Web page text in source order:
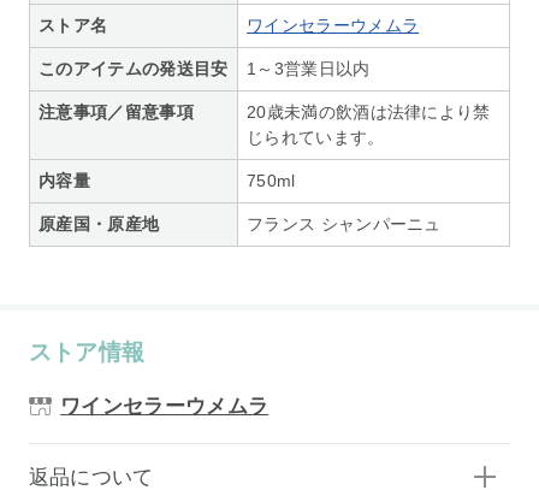
ストア名 ワインセラーウメムラ
このアイテムの発送目安 1～3営業日以内
注意事項／留意事項
20歳未満の飲酒は法律により禁
じられています。
内容量 750ml
原産国・原産地 フランス シャンパーニュ
ストア情報
ワインセラーウメムラ
返品について